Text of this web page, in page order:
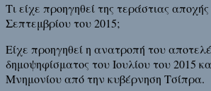
Τι είχε προηγηθεί της τεράστιας
Σεπτεμβρίου του 2015;
Είχε προηγηθεί η ανατροπή του
δημοψηφίσματος του Ιουλίου του 2015
Μνημονίου από την κυβέρνηση Τσίπρα.